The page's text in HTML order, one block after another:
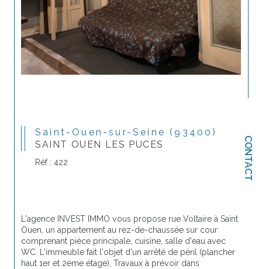
CONTACT
Saint-Ouen-sur-Seine (93400)
SAINT OUEN LES PUCES
Réf : 422
L'agence INVEST IMMO vous propose rue Voltaire à Saint
Ouen, un appartement au rez-de-chaussée sur cour
comprenant pièce principale, cuisine, salle d'eau avec
WC. L'immeuble fait l'objet d'un arrêté de péril (plancher
haut 1er et 2ème étage), Travaux à prévoir dans